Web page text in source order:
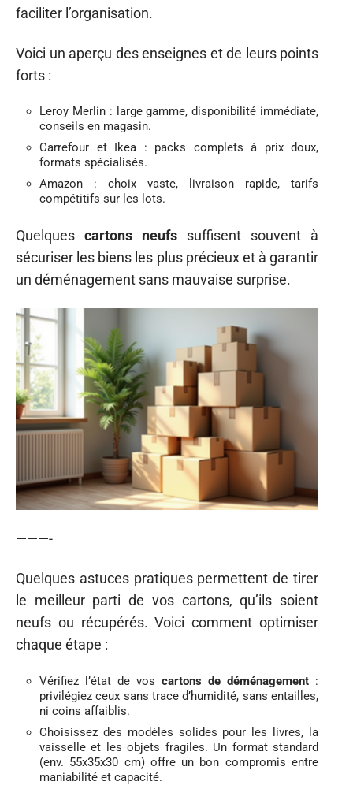
faciliter l’organisation.
Voici un aperçu des enseignes et de leurs points
forts :
Leroy Merlin : large gamme, disponibilité immédiate,
conseils en magasin.
Carrefour et Ikea : packs complets à prix doux,
formats spécialisés.
Amazon : choix vaste, livraison rapide, tarifs
compétitifs sur les lots.
Quelques cartons neufs suffisent souvent à
sécuriser les biens les plus précieux et à garantir
un déménagement sans mauvaise surprise.
———-
Quelques astuces pratiques permettent de tirer
le meilleur parti de vos cartons, qu’ils soient
neufs ou récupérés. Voici comment optimiser
chaque étape :
Vérifiez l’état de vos cartons de déménagement :
privilégiez ceux sans trace d’humidité, sans entailles,
ni coins affaiblis.
Choisissez des modèles solides pour les livres, la
vaisselle et les objets fragiles. Un format standard
(env. 55x35x30 cm) offre un bon compromis entre
maniabilité et capacité.